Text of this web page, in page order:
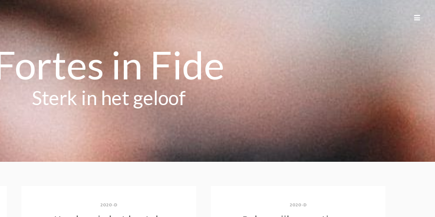
in Fide
Sterk in het geloof
2020-D 2020-D